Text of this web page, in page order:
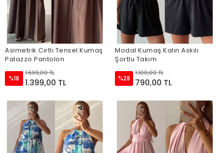
Asimetrik Cırtlı Tensel Kumaş
Palazzo Pantolon
%18
1.699,00 TL
1.399,00 TL
Modal Kumaş Kalın Askılı
Şortlu Takım
%28
1.100,00 TL
790,00 TL